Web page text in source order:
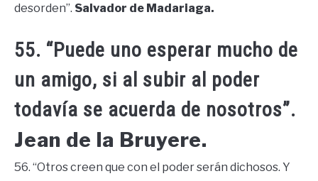
desorden”. Salvador de Madariaga.
55. “Puede uno esperar mucho de
un amigo, si al subir al poder
todavía se acuerda de nosotros”.
Jean de la Bruyere.
56. “Otros creen que con el poder serán dichosos. Y